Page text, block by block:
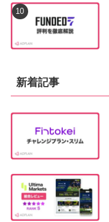
新着記事